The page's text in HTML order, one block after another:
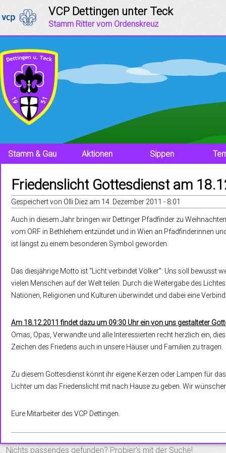
Jump to navigation
VCP Dettingen unter Teck
Stamm Ritter vom Ordenskreuz
Stamm & Gau Aktionen Sippen
Friedenslicht Gottesdienst am
Gespeichert von Olli Diez am 14. Dezember 2011 - 8:01
Auch in diesem Jahr bringen wir Dettinger Pfadfinder zu
vom ORF in Bethlehem entzündet und in Wien an Pfadfinderinnen
ist längst zu einem besonderen Symbol geworden.
Das diesjährige Motto ist "Licht verbindet Völker": Uns soll bewusst
vielen Menschen auf der Welt teilen. Durch die Weitergabe des
Nationen, Religionen und Kulturen überwindet und dabei eine
Am 18.12.2011 findet dazu um 09:30 Uhr ein von uns gestalteter
Omas, Opas, Verwandte und alle Interessierten recht herzlich ein,
Zeichen des Friedens auch in unsere Häuser und Familien zu tragen.
Zu diesem Gottesdienst könnt ihr eigene Kerzen oder Lampen für
Lichter um das Friedenslicht mit nach Hause zu geben. Wir
Eure Mitarbeiter des VCP Dettingen.
S